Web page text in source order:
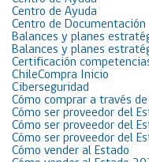
Centro de Ayuda
Centro de Documentación
Balances y planes
Balances y planes
Certificación
ChileCompra Inicio
Ciberseguridad
Cómo comprar a través
Cómo ser proveedor del
Cómo ser proveedor del
Cómo ser proveedor del
Cómo vender al Estado